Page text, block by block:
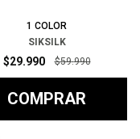
1 COLOR
SIKSILK
$29.990 $59.990
COMPRAR